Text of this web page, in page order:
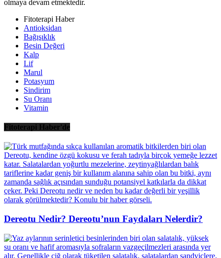
olmaya devam etmektedir.
Fitoterapi Haber
Antioksidan
Bağışıklık
Besin Değeri
Kalp
Lif
Marul
Potasyum
Sindirim
Su Oranı
Vitamin
Fitoterapi Haber'de
Dereotu Nedir? Dereotu’nun Faydaları Nelerdir?